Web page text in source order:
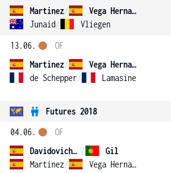
Martinez/
Vega Hernandez
Junaid/ Vliegen
13.06.
Martinez/
Vega Hernandez
de Schepper/ Lamasine
OF
Futures 2018
04.06.
Davidovich Fokina /
Gil
Martinez/ Vega Hernandez
OF